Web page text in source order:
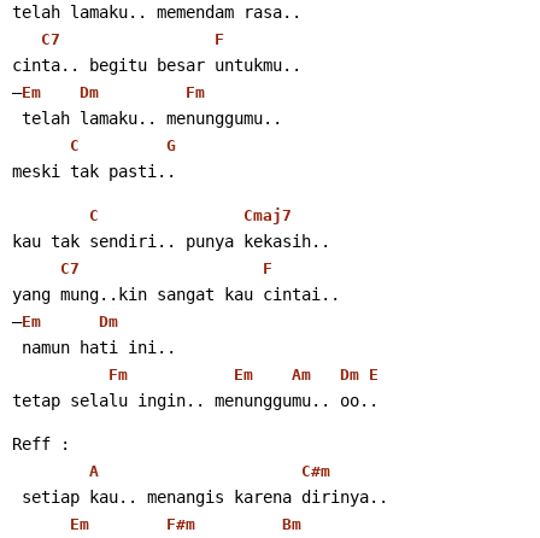
telah lamaku.. memendam rasa..
C7 F
cinta.. begitu besar untukmu..
–Em Dm Fm
telah lamaku.. menunggumu..
C G
meski tak pasti..
C Cmaj7
kau tak sendiri.. punya kekasih..
C7 F
yang mung..kin sangat kau cintai..
–Em Dm
namun hati ini..
Fm Em Am Dm E
tetap selalu ingin.. menunggumu.. oo..
Reff :
A C#m
setiap kau.. menangis karena dirinya..
Em F#m Bm